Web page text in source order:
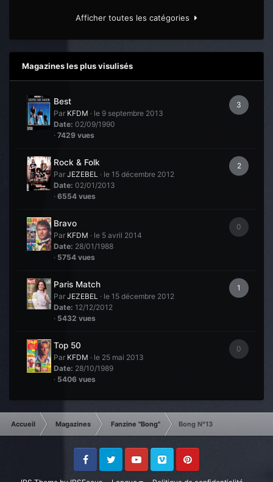
Afficher toutes les catégories
Magazines les plus visulisés
3
Best
Par KFDM · le 9 septembre 2013
Date: 02/09/1990
· 7429 vues
2
Rock & Folk
Par JEZEBEL · le 15 décembre 2012
Date: 02/01/2013
· 6554 vues
0
Bravo
Par KFDM · le 5 avril 2014
Date: 28/01/1988
· 5754 vues
1
Paris Match
Par JEZEBEL · le 15 décembre 2012
Date: 12/12/2012
· 5432 vues
0
Top 50
Par KFDM · le 25 mai 2013
Date: 28/10/1989
· 5406 vues
Accueil Magazines Fanzine "Bong" Bong N°13
FacebookTwitter Youtube Vimeo Pinterest